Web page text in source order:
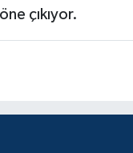
çıkıyor.